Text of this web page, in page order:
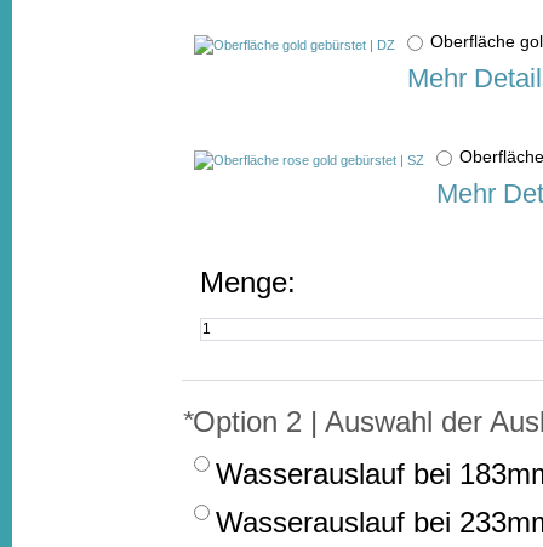
Oberfläche
Mehr
Mehr
Menge:
*Option 2 | Auswahl der
Wasserauslauf bei
Wasserauslauf bei